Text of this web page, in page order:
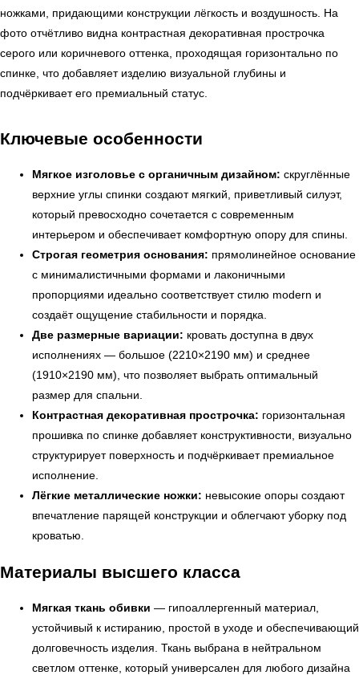
ножками, придающими конструкции лёгкость и воздушность. На
фото отчётливо видна контрастная декоративная прострочка
серого или коричневого оттенка, проходящая горизонтально по
спинке, что добавляет изделию визуальной глубины и
подчёркивает его премиальный статус.
Ключевые особенности
Мягкое изголовье с органичным дизайном: скруглённые
верхние углы спинки создают мягкий, приветливый силуэт,
который превосходно сочетается с современным
интерьером и обеспечивает комфортную опору для спины.
Строгая геометрия основания: прямолинейное основание
с минималистичными формами и лаконичными
пропорциями идеально соответствует стилю modern и
создаёт ощущение стабильности и порядка.
Две размерные вариации: кровать доступна в двух
исполнениях — большое (2210×2190 мм) и среднее
(1910×2190 мм), что позволяет выбрать оптимальный
размер для спальни.
Контрастная декоративная прострочка: горизонтальная
прошивка по спинке добавляет конструктивности, визуально
структурирует поверхность и подчёркивает премиальное
исполнение.
Лёгкие металлические ножки: невысокие опоры создают
впечатление парящей конструкции и облегчают уборку под
кроватью.
Материалы высшего класса
Мягкая ткань обивки — гипоаллергенный материал,
устойчивый к истиранию, простой в уходе и обеспечивающий
долговечность изделия. Ткань выбрана в нейтральном
светлом оттенке, который универсален для любого дизайна
← Вернуться на предыдущую страницу